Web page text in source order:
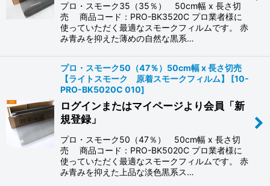
プロ・スモーク35（35％） 50cm幅 x 長さ切
売 商品コード：PRO-BK3520C プロ業者様に
使っていただく最適なスモークフィルムです。 赤
み青みを抑えた薄めの自然な黒系…
プロ・スモーク50（47％）50cm幅 x 長さ切売
【ライトスモーク 原着スモークフィルム】
[10-
PRO-BK5020C 010]
ログインまたはマイページより会員「新
規登録」
プロ・スモーク50（47％） 50cm幅 x 長さ切
売 商品コード：PRO-BK5020C プロ業者様に
使っていただく最適なスモークフィルムです。 赤
み青みを抑えた上品な淡色黒系ス…